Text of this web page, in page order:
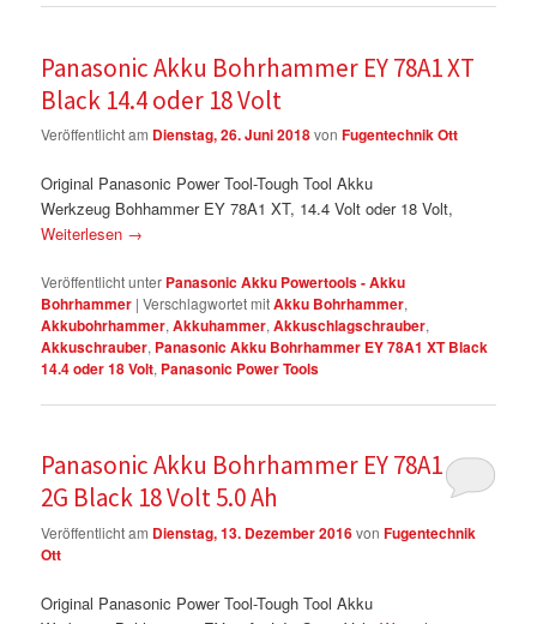
Panasonic Akku Bohrhammer EY 78A1 XT
Black 14.4 oder 18 Volt
Veröffentlicht am Dienstag, 26. Juni 2018vonFugentechnik Ott
Original Panasonic Power Tool-Tough Tool Akku
Werkzeug Bohhammer EY 78A1 XT, 14.4 Volt oder 18 Volt,
Weiterlesen →
Veröffentlicht unter Panasonic Akku Powertools - Akku
Bohrhammer |Verschlagwortet mitAkku Bohrhammer,
Akkubohrhammer,Akkuhammer,Akkuschlagschrauber,
Akkuschrauber, Panasonic Akku Bohrhammer EY 78A1 XT Black
14.4 oder 18 Volt, Panasonic Power Tools
Panasonic Akku Bohrhammer EY 78A1 LJ
2G Black 18 Volt 5.0 Ah
Veröffentlicht am Dienstag, 13. Dezember 2016vonFugentechnik
Ott
Original Panasonic Power Tool-Tough Tool Akku